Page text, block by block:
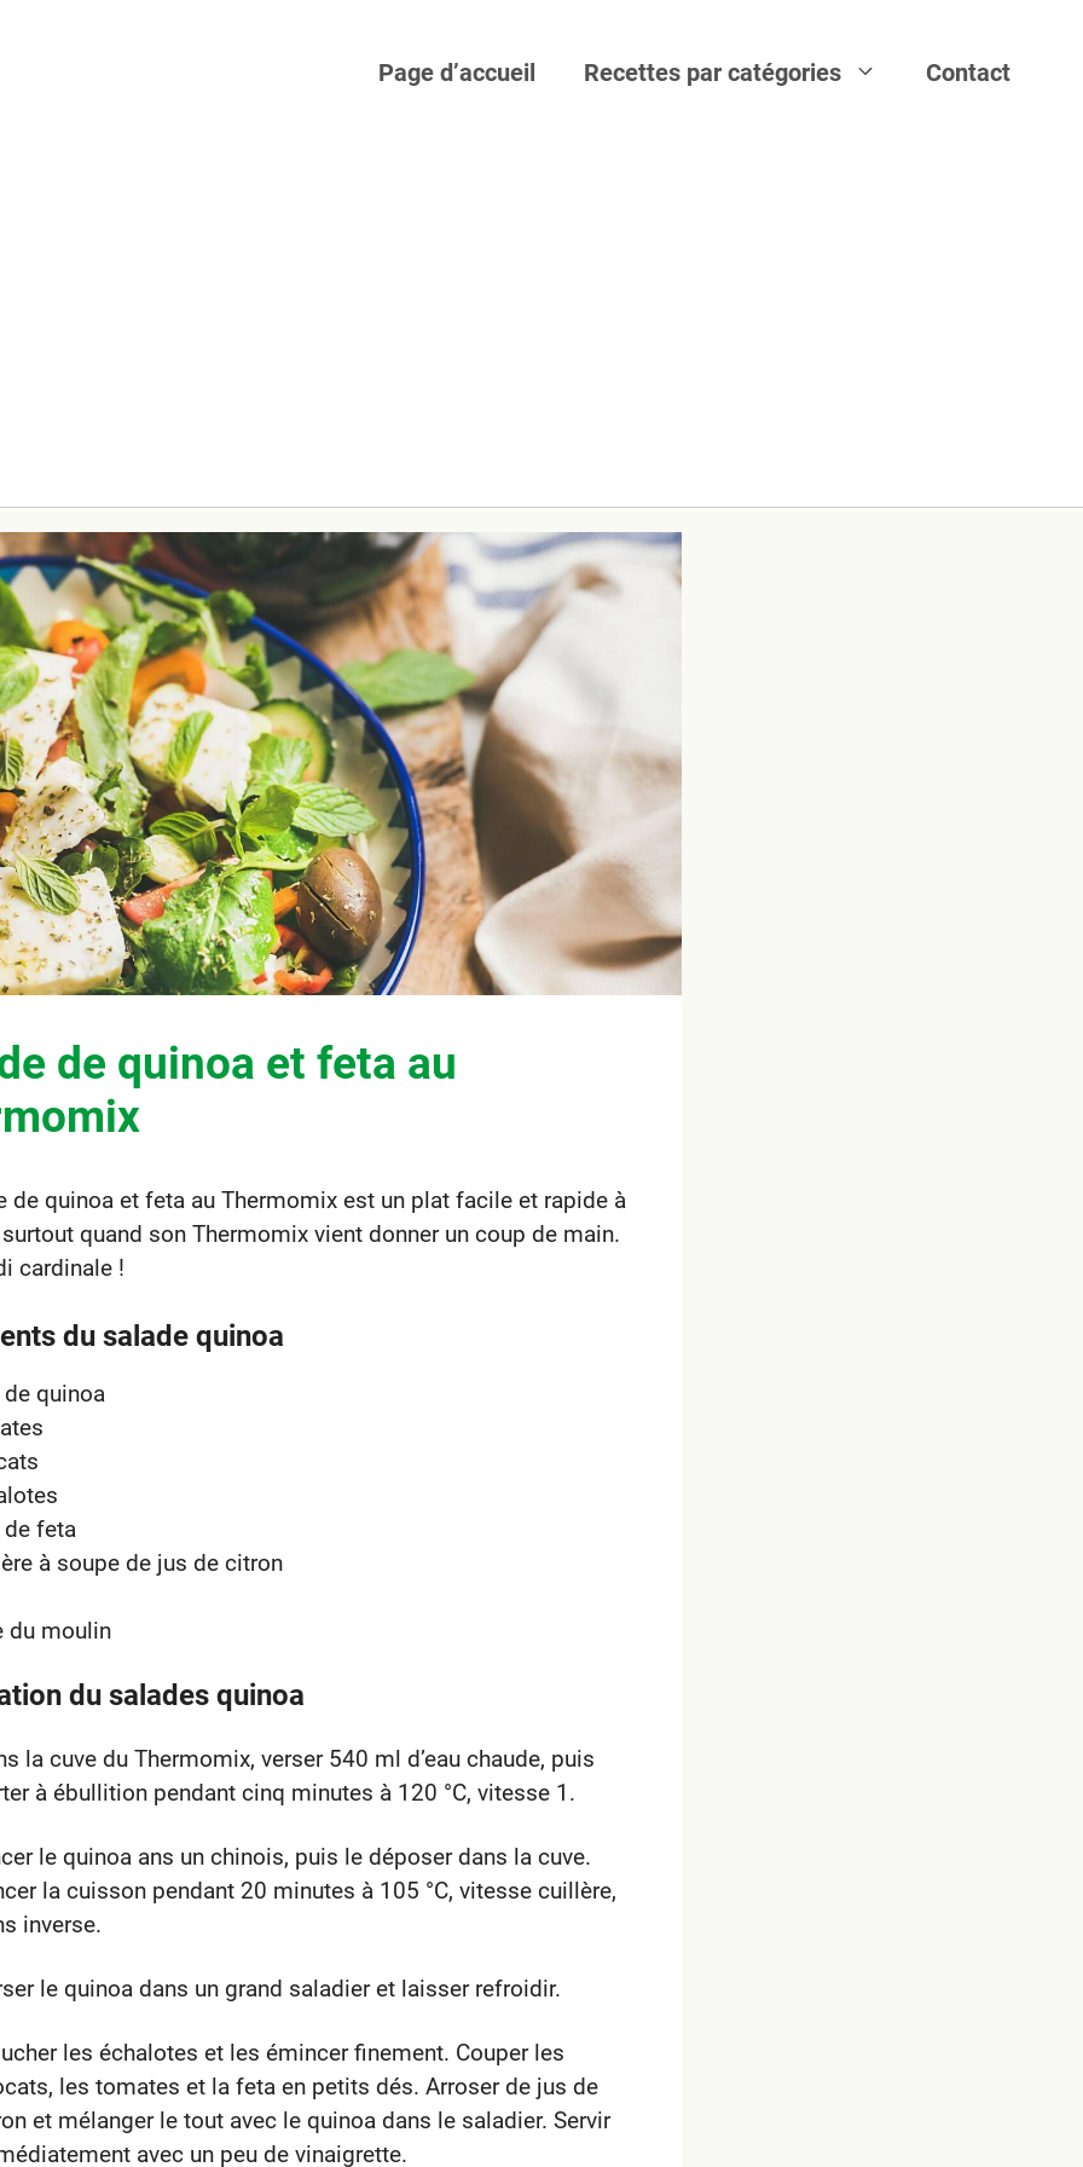
Page d’accueil Recettes par catégories Contact
de quinoa et feta au
de quinoa et feta au Thermomix est un plat facile et rapide à
quand son Thermomix vient donner un coup de main.
cardinale !
du salade quinoa
quinoa
feta
à soupe de jus de citron
du moulin
du salades quinoa
la cuve du Thermomix, verser 540 ml d’eau chaude, puis
à ébullition pendant cinq minutes à 120 °C, vitesse 1.
le quinoa ans un chinois, puis le déposer dans la cuve.
la cuisson pendant 20 minutes à 105 °C, vitesse cuillère,
inverse.
le quinoa dans un grand saladier et laisser refroidir.
les échalotes et les émincer finement. Couper les
les tomates et la feta en petits dés. Arroser de jus de
et mélanger le tout avec le quinoa dans le saladier. Servir
avec un peu de vinaigrette.